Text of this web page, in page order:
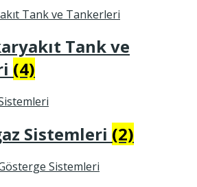
Tank ve
(4)
Sistemleri (2)